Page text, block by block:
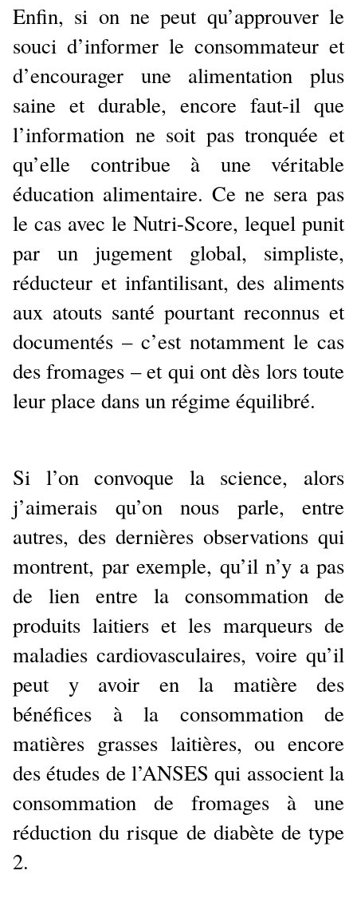
Enfin, si on ne peut qu’approuver le
souci d’informer le consommateur et
d’encourager une alimentation plus
saine et durable, encore faut-il que
l’information ne soit pas tronquée et
qu’elle contribue à une véritable
éducation alimentaire. Ce ne sera pas
le cas avec le Nutri-Score, lequel punit
par un jugement global, simpliste,
réducteur et infantilisant, des aliments
aux atouts santé pourtant reconnus et
documentés – c’est notamment le cas
des fromages – et qui ont dès lors toute
leur place dans un régime équilibré.
Si l’on convoque la science, alors
j’aimerais qu’on nous parle, entre
autres, des dernières observations qui
montrent, par exemple, qu’il n’y a pas
de lien entre la consommation de
produits laitiers et les marqueurs de
maladies cardiovasculaires, voire qu’il
peut y avoir en la matière des
bénéfices à la consommation de
matières grasses laitières, ou encore
des études de l’ANSES qui associent la
consommation de fromages à une
réduction du risque de diabète de type
2.